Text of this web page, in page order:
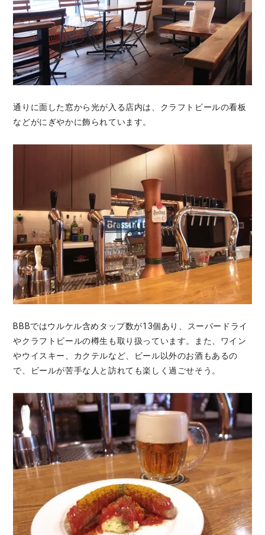
通りに面した窓から光が入る店内は、クラフトビールの看板
などがにぎやかに飾られています。
BBBではウルケル含めタップ数が13個あり、スーパードライ
やクラフトビールの樽生も取り扱っています。また、ワイン
やウイスキー、カクテルなど、ビール以外のお酒もあるの
で、ビールが苦手な人と訪れても楽しく過ごせそう。